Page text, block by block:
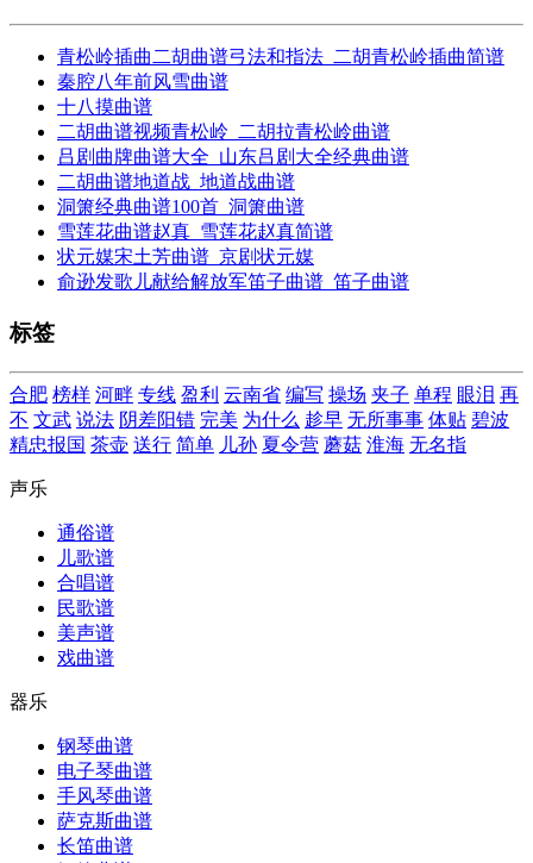
青松岭插曲二胡曲谱弓法和指法_二胡青松岭插曲简谱
秦腔八年前风雪曲谱
十八摸曲谱
二胡曲谱视频青松岭_二胡拉青松岭曲谱
吕剧曲牌曲谱大全_山东吕剧大全经典曲谱
二胡曲谱地道战_地道战曲谱
洞箫经典曲谱100首_洞箫曲谱
雪莲花曲谱赵真_雪莲花赵真简谱
状元媒宋土芳曲谱_京剧状元媒
俞逊发歌儿献给解放军笛子曲谱_笛子曲谱
标签
合肥 榜样 河畔 专线 盈利 云南省 编写 操场 夹子 单程 眼泪 再
不 文武 说法 阴差阳错 完美 为什么 趁早 无所事事 体贴 碧波
精忠报国 茶壶 送行 简单 儿孙 夏令营 蘑菇 淮海 无名指
声乐
通俗谱
儿歌谱
合唱谱
民歌谱
美声谱
戏曲谱
器乐
钢琴曲谱
电子琴曲谱
手风琴曲谱
萨克斯曲谱
长笛曲谱